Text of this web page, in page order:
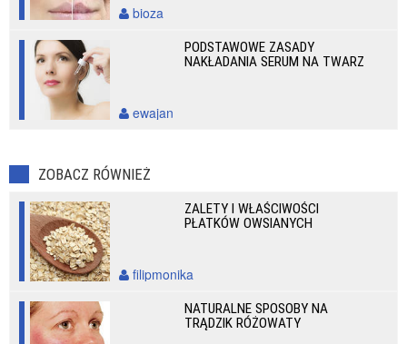
bioza
PODSTAWOWE ZASADY
NAKŁADANIA SERUM NA TWARZ
ewajan
ZOBACZ RÓWNIEŻ
ZALETY I WŁAŚCIWOŚCI
PŁATKÓW OWSIANYCH
filipmonika
NATURALNE SPOSOBY NA
TRĄDZIK RÓŻOWATY